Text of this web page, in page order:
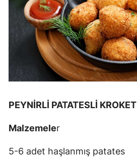
PEYNİRLİ PATATESLİ KROKET
Malzemeler
5-6 adet haşlanmış patates